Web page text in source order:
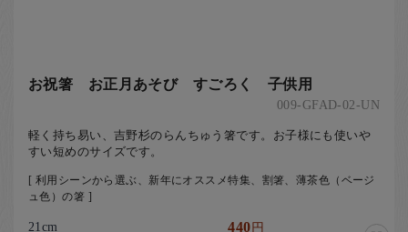
お祝箸 お正月あそび すごろく 子供用
009-GFAD-02-UN
軽く持ち易い、吉野杉のらんちゅう箸です。お子様にも使いや
すい短めのサイズです。
[ 利用シーンから選ぶ、新年にオススメ特集、割箸、薄茶色（ベージ
ュ色）の箸 ]
21cm 440円